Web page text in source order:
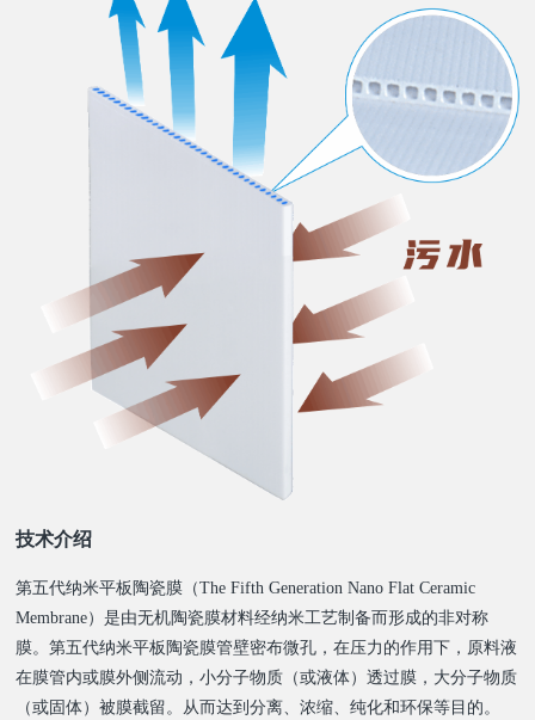
技术介绍
第五代纳米平板陶瓷膜（The Fifth Generation Nano Flat Ceramic
Membrane）是由无机陶瓷膜材料经纳米工艺制备而形成的非对称
膜。第五代纳米平板陶瓷膜管壁密布微孔，在压力的作用下，原料液
在膜管内或膜外侧流动，小分子物质（或液体）透过膜，大分子物质
（或固体）被膜截留。从而达到分离、浓缩、纯化和环保等目的。